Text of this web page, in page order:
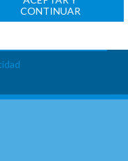
CONTINUAR